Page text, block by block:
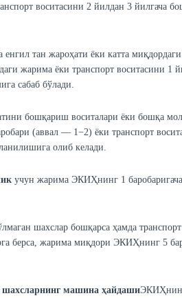
воситасини 2 йилдан 3 йилгача
тан жароҳати ёки катта миқдордаги
жарима ёки транспорт воситасини 1
сабаб бўлади.
бошқариш воситалари ёки бошқа
(аввал — 1−2) ёки транспорт
олиб келади.
учун жарима ЭКИҲнинг 1
шахслар бошқарса ҳамда
берса, жарима миқдори ЭКИҲнинг 5
шахсларнинг машина ҳайдаши